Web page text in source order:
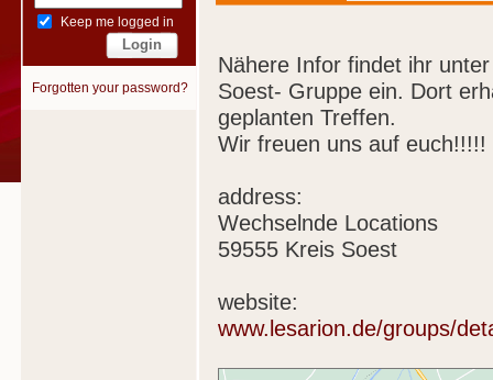
Keep me logged in
Forgotten your password?
Nähere Infor findet ihr
Soest- Gruppe ein. Dort
geplanten Treffen.
Wir freuen uns auf euch!!!!!
address:
Wechselnde Locations
59555 Kreis Soest
website:
www.lesarion.de/groups/